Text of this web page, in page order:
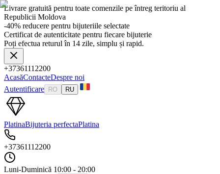
Livrare gratuită pentru toate comenzile pe întreg teritoriu al
Republicii Moldova
-40% reducere pentru bijuteriile selectate
Certificat de autenticitate pentru fiecare bijuterie
Poți efectua returul în 14 zile, simplu și rapid.
+37361112200
AcasăContacteDespre noi
Autentificare
RO RU
PlatinaBijuteria perfectaPlatina
+37361112200
Luni-Duminică 10:00 - 20:00